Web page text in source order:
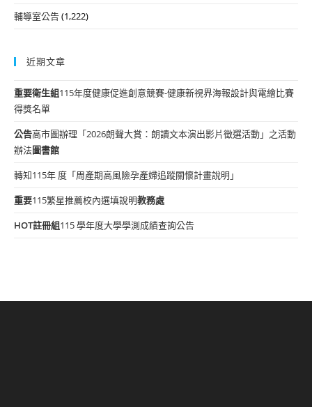
輔導室公告(1,222)
近期文章
重要衛生組115年度健康促進創意競賽-健康新視界海報設計與電繪比賽
得獎名單
公告高市圖辦理「2026朗聲大賞：朗讀文本演出影片徵選活動」之活動
辦法圖書館
轉知115年 度「周產期高風險孕產婦追蹤關懷計畫說明」
重要115繁星推薦校內選填說明教務處
HOT註冊組115 學年度大學學測成績查詢公告